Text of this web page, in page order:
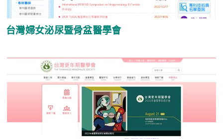
台灣婦女泌尿暨骨盆醫學會